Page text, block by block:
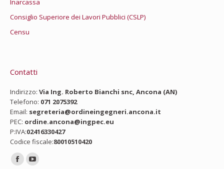
Inarcassa
Consiglio Superiore dei Lavori Pubblici (CSLP)
Censu
Contatti
Indirizzo: Via Ing. Roberto Bianchi snc, Ancona (AN)
Telefono: 071 2075392
Email: segreteria@ordineingegneri.ancona.it
PEC: ordine.ancona@ingpec.eu
P:IVA:02416330427
Codice fiscale:80010510420
Ci puoi trovare su:
FacebookYouTube